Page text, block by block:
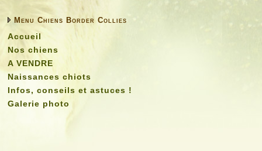
Menu Chiens Border Collies
Accueil
Nos chiens
A VENDRE
Naissances chiots
Infos, conseils et astuces !
Galerie photo